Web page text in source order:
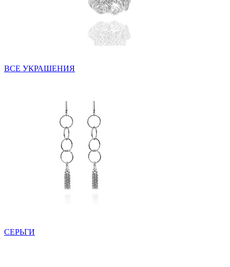
ВСЕ УКРАШЕНИЯ
СЕРЬГИ